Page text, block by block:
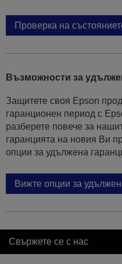
Проверка на
Възможности за
Защитете своя Epson
гаранционен период с
разберете повече за
гаранцията на новия Ви
опции за удължена
Вижте опции за
Свържете се с нас